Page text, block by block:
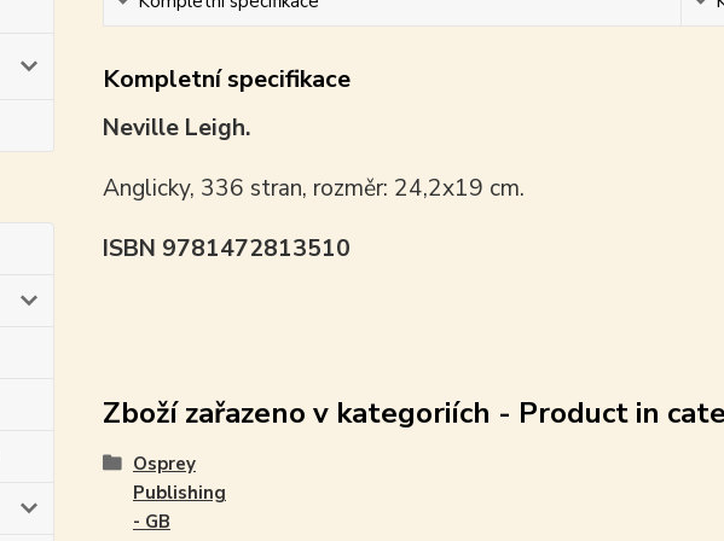
Kompletní specifikace
Neville Leigh.
Anglicky, 336 stran, rozměr: 24,2x19 cm.
ISBN 9781472813510
Zboží zařazeno v kategoriích - Product in
Osprey
Publishing
- GB